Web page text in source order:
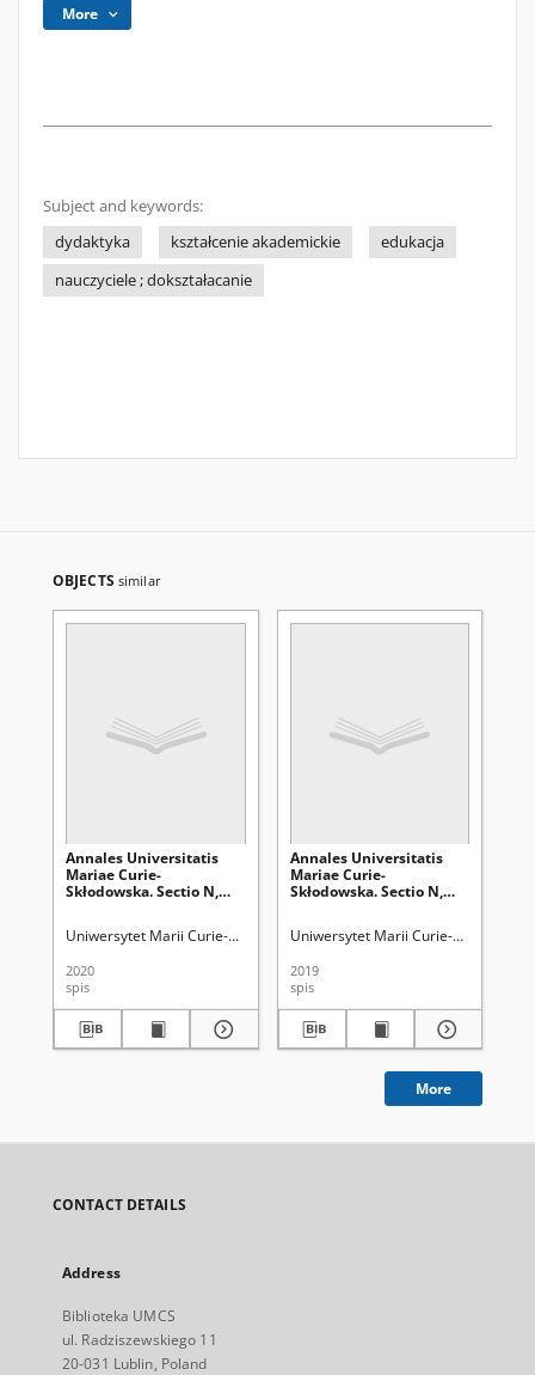
More
Subject and keywords:
dydaktyka
kształcenie akademickie
edukacja
nauczyciele ; dokształacanie
OBJECTS similar
Annales Universitatis
Mariae Curie-
Skłodowska. Sectio N,
Uniwersytet Marii Curie-Skłodowskiej (Lublin) Karwatowska,
2020
spis
Annales Universitatis
Mariae Curie-
Skłodowska. Sectio N,
Uniwersytet Marii Curie-
2019
spis
More
CONTACT DETAILS
Address
Biblioteka UMCS
ul. Radziszewskiego 11
20-031 Lublin, Poland